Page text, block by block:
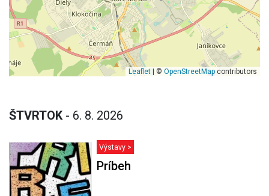
Leaflet | © OpenStreetMap contributors
ŠTVRTOK - 6. 8. 2026
Výstavy >
Príbeh